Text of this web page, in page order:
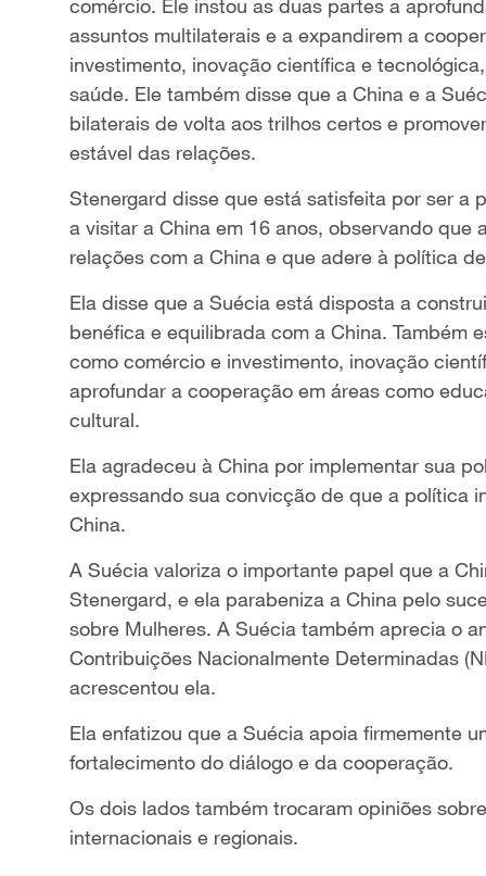
comércio. Ele instou as duas partes a
assuntos multilaterais e a expandirem a
investimento, inovação científica e
saúde. Ele também disse que a China e a
bilaterais de volta aos trilhos certos e
estável das relações.
Stenergard disse que está satisfeita por ser a
a visitar a China em 16 anos, observando
relações com a China e que adere à política
Ela disse que a Suécia está disposta a
benéfica e equilibrada com a China. Também
como comércio e investimento, inovação
aprofundar a cooperação em áreas como
cultural.
Ela agradeceu à China por implementar sua
expressando sua convicção de que a política
China.
A Suécia valoriza o importante papel que a
Stenergard, e ela parabeniza a China pelo
sobre Mulheres. A Suécia também aprecia o
Contribuições Nacionalmente Determinadas
acrescentou ela.
Ela enfatizou que a Suécia apoia firmemente
fortalecimento do diálogo e da cooperação.
Os dois lados também trocaram opiniões
internacionais e regionais.